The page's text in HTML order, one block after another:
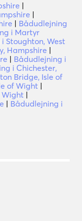
|
|
| Bådudlejning
i Martyr
Stoughton, West
Hampshire |
| Bådudlejning i
i Chichester,
Bridge, Isle of
of Wight |
Wight |
| Bådudlejning i